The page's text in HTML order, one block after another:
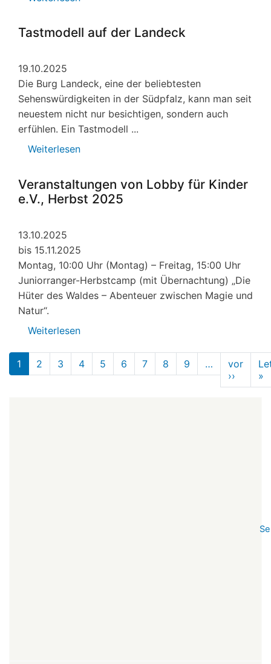
von
e.V.,
November
2025
Tastmodell auf der Landeck
19.10.2025
Die Burg Landeck, eine der beliebtesten
Sehenswürdigkeiten in der Südpfalz, kann man seit
neuestem nicht nur besichtigen, sondern auch
erfühlen. Ein Tastmodell ...
Weiterlesen
auf
der
Veranstaltungen von Lobby für Kinder
e.V., Herbst 2025
13.10.2025
bis 15.11.2025
Montag, 10:00 Uhr (Montag) – Freitag, 15:00 Uhr
Juniorranger-Herbstcamp (mit Übernachtung) „Die
Hüter des Waldes – Abenteuer zwischen Magie und
Natur“.
Weiterlesen
von
Lobby
Seitennummerierung
1 2 3 4 5 6 7 8 9 …
vor
››
Seite
»